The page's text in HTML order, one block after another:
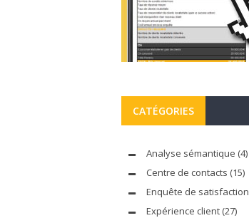
CATÉGORIES
Analyse sémantique (4)
Centre de contacts (15)
Enquête de satisfaction
Expérience client (27)